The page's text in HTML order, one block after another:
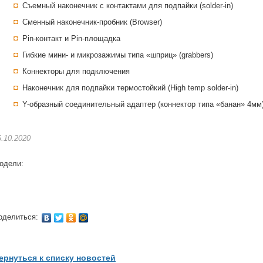
Съемный наконечник с контактами для подпайки (solder-in)
Сменный наконечник-пробник (Browser)
Pin-контакт и Pin-площадка
Гибкие мини- и микрозажимы типа «шприц» (grabbers)
Коннекторы для подключения
Наконечник для подпайки термостойкий (High temp solder-in)
Y-образный соединительный адаптер (коннектор типа «банан»
к списку новостей